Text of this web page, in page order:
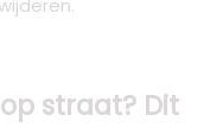
straat? Dit